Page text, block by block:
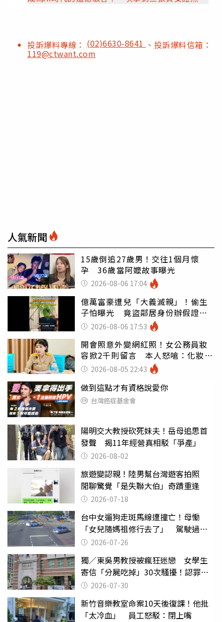
投訴爆料專線： (02)6630-8641 、投訴爆料信箱：
119@ctwant.com
人氣新聞
15歲倒追27歲男！交往1個月懷
孕 36歲當阿嬤故事曝光
2026-08-06 17:04
億萬富豪遭兒「大義滅親」！偷生
子怕曝光 竟盜鄰居身份辦假證落
戶 2026-08-06 17:53
開會照意外變網紅照！女公務員妝
容掀2千則留言 本人怒嗆：化妝有
錯嗎2026-08-05 22:43
做到這點才有資格說愛你
台灣癌症基金會
陽明交大教授砍死妹夫！岳母追思首
發聲 揭11年經營真相駁「爭產」
2026-08-02
旅遊變認親！陸男幫台灣遊客拍照
閒聊驚覺「是失聯大伯」奇蹟重逢
2026-07-18
台中女遛狗走斑馬線遭撞亡！母慟
「女兒隨媽祖修行去了」 駕駛過失
致死判9月
2026-07-26
獨／東吳男教授被瘋狂迷戀 女學生
寄信「分屍吃掉」30次騷擾！認罪免
關 2026-07-30
新竹音樂教室命案10天後復課！他批
「太冷血」 員工怒駁：閉上嘴